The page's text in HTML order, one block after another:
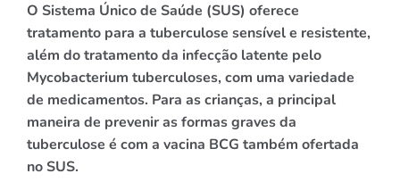
O Sistema Único de Saúde (SUS) oferece
tratamento para a tuberculose sensível e resistente,
além do tratamento da infecção latente pelo
Mycobacterium tuberculoses, com uma variedade
de medicamentos. Para as crianças, a principal
maneira de prevenir as formas graves da
tuberculose é com a vacina BCG também ofertada
no SUS.